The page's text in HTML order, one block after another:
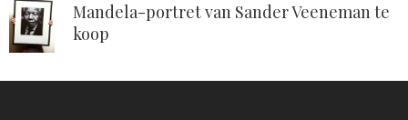
Mandela-portret van Sander Veeneman te
koop